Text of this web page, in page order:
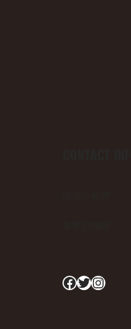
Facebook Twitter Instagram